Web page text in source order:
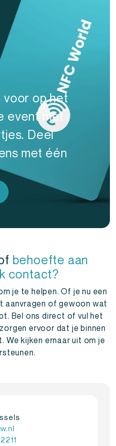
voor op het
event met
Deel
met één
behoefte aan
contact?
je te helpen. Of je nu een
aanvragen of gewoon wat
Bel ons direct of vul het
ervoor dat je binnen
We kijken ernaar uit om je